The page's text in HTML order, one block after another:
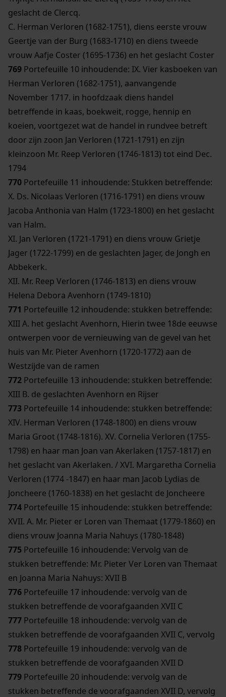
geslacht de Clercq.
C. Herman Verloren (1682-1751), diens eerste vrouw
Geertje van der Burg (1683-1710) en diens tweede
vrouw Aafje Coster (1695-1736) en het geslacht Coster
769 Portefeuille 10 inhoudende: IX. Vier kasboeken van
Herman Verloren (1682-1751), aanvangende
November 1717. in hoofdzaak diens handel
betreffende in kaas, boekweit, rogge, hennip en
koeien, voortgezet wat de handel in rundvee betreft
door zijn zoon Jan Verloren (1721-1791) en zijn
kleinzoon Mr. Reep Verloren (1746-1813) tot eind Dec.
1794
770 Portefeuille 11 inhoudende: Stukken betreffende:
X. Ds. Nicolaas Verloren (1716-1791) en diens vrouw
Jacoba Anthonia van Halm (1723-1800) en het geslacht
van Halm.
XI. Jan Verloren (1721-1791) en diens vrouw Grietje
Jager (1722-1799) en de geslachten Jager, de Jongh en
Abbekerk.
XII. Mr. Reep Verloren (1746-1813) en diens vrouw
Helena Debora Avenhorn (1749-1810)
771 Portefeuille 12 inhoudende: stukken betreffende:
XIII A. het geslacht Avenhorn, Hierin twee 18de eeuwse
ontwerpen voor de vernieuwing van de gevel van het
huis van Mr. Pieter Avenhorn (1720-1772) aan de
Westzijde van de ramen
772 Portefeuille 13 inhoudende: stukken betreffende:
XIII B. de geslachten Avenhorn en Rijser
773 Portefeuille 14 inhoudende: stukken betreffende:
XIV. Herman Verloren (1748-1800) en diens vrouw
Maria Groot (1748-1816). XV. Cornelia Verloren (1755-
1798) en haar man Joan van Akerlaken (1757-1817) en
het geslacht van Akerlaken. / XVI. Margaretha Cornelia
Verloren (1774 -1847) en haar man Jacob Lydias de
Joncheere (1760-1838) en het geslacht de Joncheere
774 Portefeuille 15 inhoudende: stukken betreffende:
XVII. A. Mr. Pieter er Loren van Themaat (1779-1860) en
diens vrouw Joanna Maria Nahuys (1780-1848)
775 Portefeuille 16 inhoudende: Vervolg van de
stukken betreffende: Mr. Pieter Ver Loren van Themaat
en Joanna Maria Nahuys: XVII B
776 Portefeuille 17 inhoudende: vervolg van de
stukken betreffende de voorafgaanden XVII C
777 Portefeuille 18 inhoudende: vervolg van de
stukken betreffende de voorafgaanden XVII C, vervolg
778 Portefeuille 19 inhoudende: vervolg van de
stukken betreffende de voorafgaanden XVII D
779 Portefeuille 20 inhoudende: vervolg van de
stukken betreffende de voorafgaanden XVII D, vervolg